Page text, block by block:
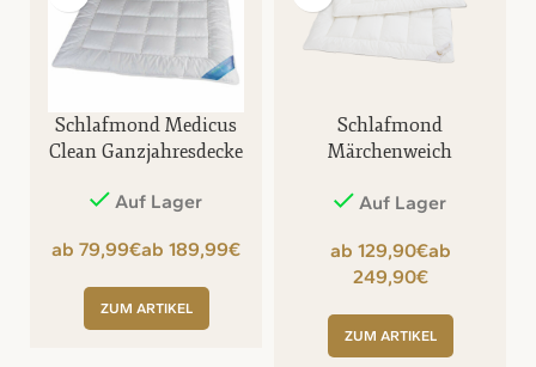
Schlafmond Medicus
Clean Ganzjahresdecke
Auf Lager
€ €
ZUM ARTIKEL
Schlafmond
Märchenweich
Auf Lager
€
€
ZUM ARTIKEL